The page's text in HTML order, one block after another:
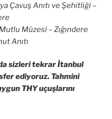
Çavuş Anıtı ve Şehitliği –
Müzesi – Zığındere
Anıtı
sizleri tekrar İtanbul
ediyoruz. Tahmini
THY uçuşlarını